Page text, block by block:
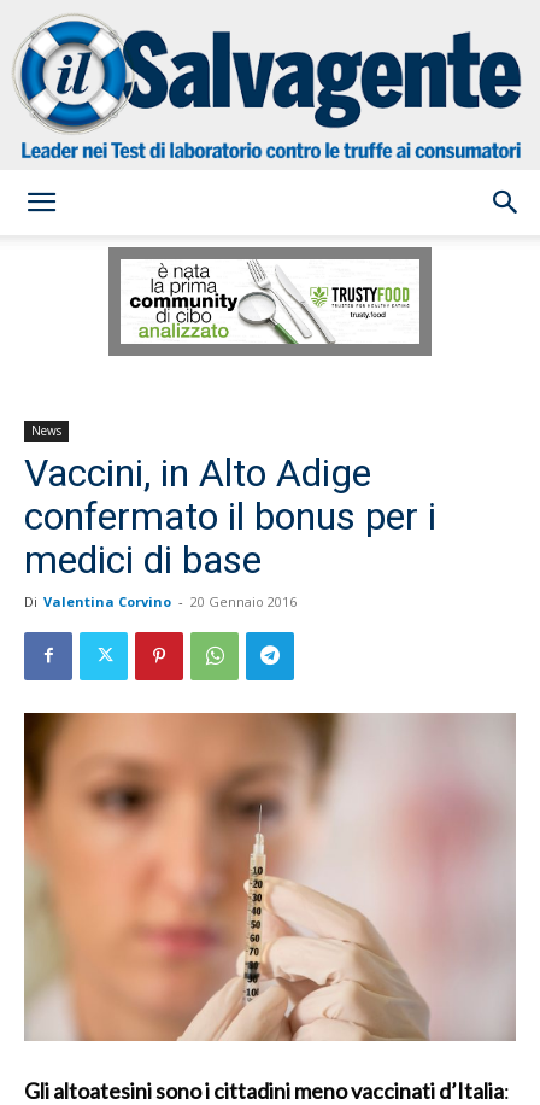
Salvagente
News
Vaccini, in Alto Adige
confermato il bonus per i
medici di base
Di Valentina Corvino - 20 Gennaio 2016
Gli altoatesini sono i cittadini meno vaccinati d’Italia: